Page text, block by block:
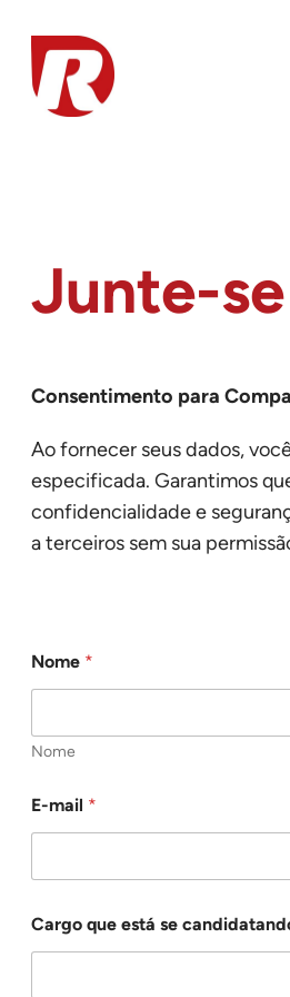
para
conteúdo
Junte-
Consentimento para
Ao fornecer seus dados,
especificada. Garantimos
confidencialidade e
a terceiros sem sua
Nome *
Nome
E-mail *
Cargo que está se